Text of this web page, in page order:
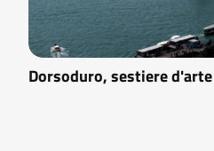
Dorsoduro, sestiere d'arte